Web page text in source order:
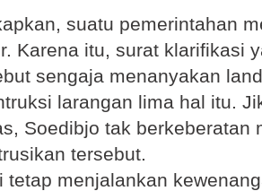
suatu pemerintahan
Karena itu, surat klarifikasi
sengaja menanyakan
larangan lima hal itu.
Soedibjo tak berkeberatan
tersebut.
tetap menjalankan